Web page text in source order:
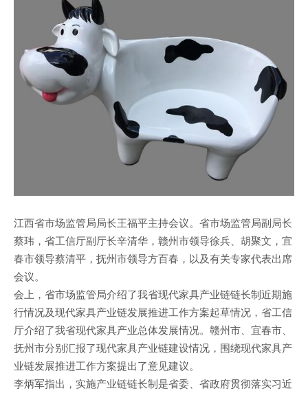
江西省市场监管局局长王福平主持会议。省市场监管局副局长
蔡玮，省工信厅副厅长辛清华，赣州市领导徐兵、胡聚文，宜
春市领导蔡清平，抚州市领导方百春，以及有关专家代表出席
会议。
会上，省市场监管局介绍了我省现代家具产业链链长制近期施
行情况及现代家具产业链发展推进工作方案起草情况，省工信
厅介绍了我省现代家具产业总体发展情况。赣州市、宜春市、
抚州市分别汇报了现代家具产业链建设情况，围绕现代家具产
业链发展推进工作方案提出了意见建议。
李炳军指出，实施产业链链长制是省委、省政府贯彻落实习近